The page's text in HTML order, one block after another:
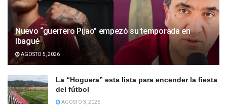
Nuevo “guerrero Pijao” empezó su temporada en
Ibagué
AGOSTO 5, 2026
La “Hoguera” esta lista para encender la fiesta
del fútbol
AGOSTO 3, 2026